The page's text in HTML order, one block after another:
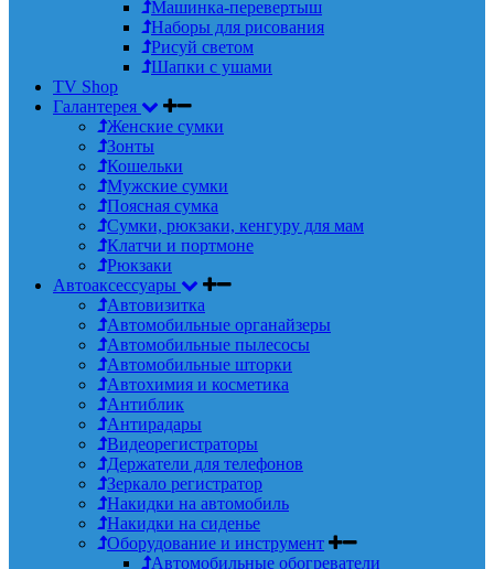
Машинка-перевертыш
Наборы для рисования
Рисуй светом
Шапки с ушами
TV Shop
Галантерея
Женские сумки
Зонты
Кошельки
Мужские сумки
Поясная сумка
Сумки, рюкзаки, кенгуру для мам
Клатчи и портмоне
Рюкзаки
Автоаксессуары
Автовизитка
Автомобильные органайзеры
Автомобильные пылесосы
Автомобильные шторки
Автохимия и косметика
Антиблик
Антирадары
Видеорегистраторы
Держатели для телефонов
Зеркало регистратор
Накидки на автомобиль
Накидки на сиденье
Оборудование и инструмент
Автомобильные обогреватели